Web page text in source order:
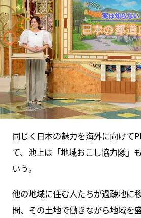
同じく日本の魅力を海外に向けて
て、池上は「地域おこし協力隊」
いう。
他の地域に住む人たちが過疎地に
間、その土地で働きながら地域を